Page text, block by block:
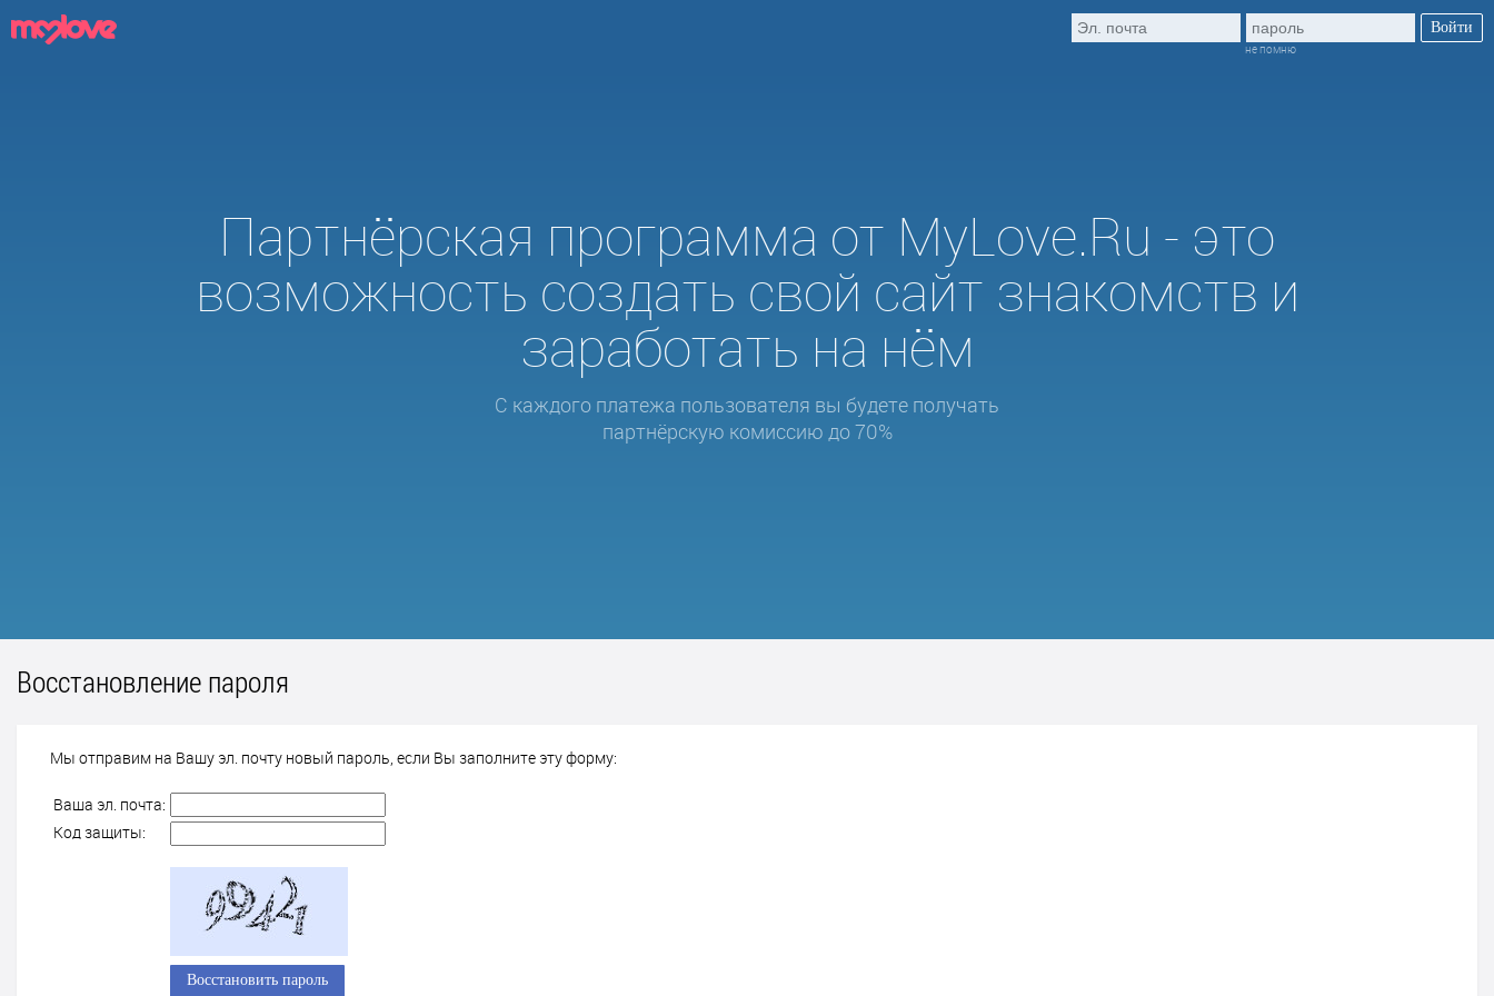
не помню
Партнёрская программа от MyLove.Ru - это
возможность создать свой сайт знакомств и
заработать на нём
С каждого платежа пользователя вы будете получать
партнёрскую комиссию до 70%
Восстановление пароля
Мы отправим на Вашу эл. почту новый пароль, если Вы заполните эту форму:
Ваша эл. почта:
Код защиты: